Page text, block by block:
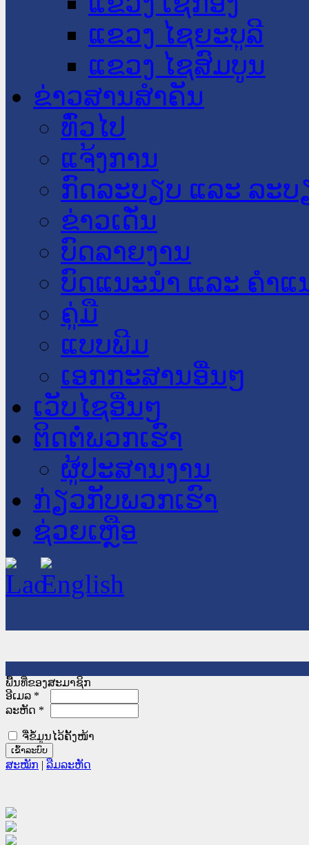
ແຂວງ ໄຊຍະບູລີ
ແຂວງ ໄຊສົມບູນ
ຂ່າວສານສໍາຄັນ
​ທົ່ວ​ໄປ
ແຈ້ງການ
ກົດລະບຽບ ແລະ ລະບ
ຂ່າວເດັ່ນ
ບົດລາຍງານ
ບົດແນະນໍາ ແລະ ຄໍາແ
ຄູ່ມື
ແບບພີມ
ເອກກະສານອື່ນໆ
ເວັບໄຊອື່ນໆ
ຕິດຕໍ່ພວກເຮົາ
ຜູ້ປະສານງານ
ກ່ຽວກັບພວກເຮົາ
ຊ່ວຍເຫຼືອ
ພື້ນທີ່ຂອງສະມາຊິກ
ອີເມລ *
ລະຫັດ *
ຈື່ຂໍ້ມູນໄວ້ຄັ້ງໜ້າ
ສະໝັກ | ລືມລະຫັດ